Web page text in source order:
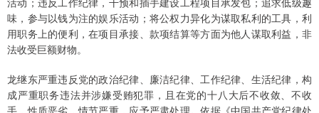
味，参与以钱为注的娱乐活动；将公权力异化为谋取私利的工具，利
用职务上的便利，在项目承接、款项结算等方面为他人谋取利益，非
法收受巨额财物。
龙继东严重违反党的政治纪律、廉洁纪律、工作纪律、生活纪律，构
成严重职务违法并涉嫌受贿犯罪，且在党的十八大后不收敛、不收